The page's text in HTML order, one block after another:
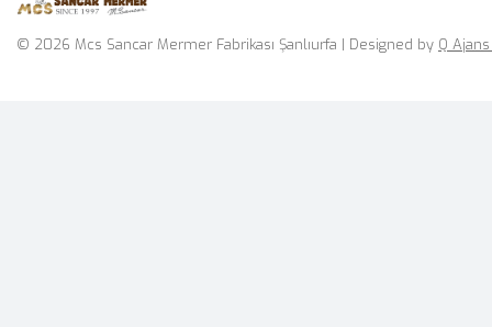
© 2026 Mcs Sancar Mermer Fabrikası Şanlıurfa | Designed by Q